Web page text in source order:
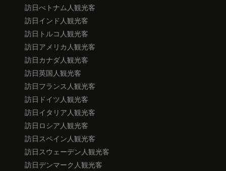
訪日べトナム人観光客
訪日インド人観光客
訪日トルコ人観光客
訪日アメリカ人観光客
訪日カナダ人観光客
訪日英国人観光客
訪日フランス人観光客
訪日ドイツ人観光客
訪日イタリア人観光客
訪日ロシア人観光客
訪日スペイン人観光客
訪日スウェーデン人観光客
訪日デンマーク人観光客